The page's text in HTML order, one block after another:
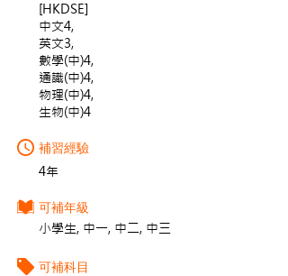
[HKDSE]
中文4,
英文3,
數學(中)4,
通識(中)4,
物理(中)4,
生物(中)4
補習經驗
4年
可補年級
小學生, 中一, 中二, 中三
可補科目